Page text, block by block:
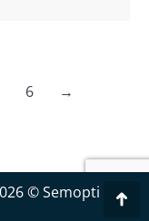
6 →
© Semopti
Go